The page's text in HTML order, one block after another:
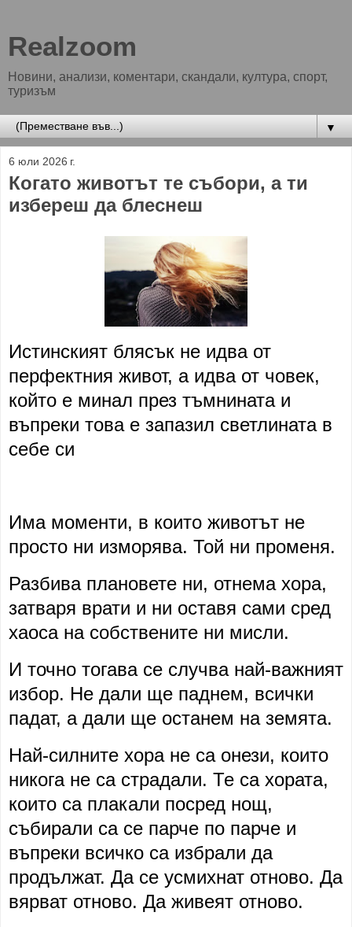
Realzoom
Новини, анализи, коментари, скандали, култура, спорт,
туризъм
▼
6 юли 2026 г.
Когато животът те събори, а ти
избереш да блеснеш
Истинският блясък не идва от
перфектния живот, а идва от човек,
който е минал през тъмнината и
въпреки това е запазил светлината в
себе си
Има моменти, в които животът не
просто ни изморява. Той ни променя.
Разбива плановете ни, отнема хора,
затваря врати и ни оставя сами сред
хаоса на собствените ни мисли.
И точно тогава се случва най-важният
избор. Не дали ще паднем, всички
падат, а дали ще останем на земята.
Най-силните хора не са онези, които
никога не са страдали. Те са хората,
които са плакали посред нощ,
събирали са се парче по парче и
въпреки всичко са избрали да
продължат. Да се усмихнат отново. Да
вярват отново. Да живеят отново.